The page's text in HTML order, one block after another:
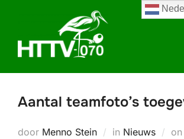
inhoud
Aantal teamfoto’s
door Menno Stein in Nieuws on